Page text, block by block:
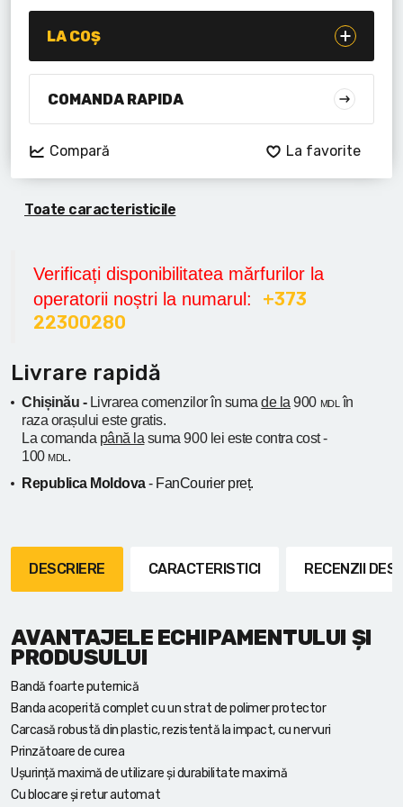
Seturi de scule cu acumulator
Acumulatoare si încărcătoare
Toate caracteristicile
Verificați disponibilitatea mărfurilor la
operatorii noștri la numarul: +373
22300280
Livrare rapidă
Chișinău - Livrarea comenzilor în sumade la 900 MDL în
raza orașului este gratis.
La comanda până la suma 900 lei este contra cost -
100 MDL .
Republica Moldova- FanCourier preț.
LA COȘ
COMANDA RAPIDA
Compară La favorite
DESCRIERE CARACTERISTICI RECENZII
AVANTAJELE ECHIPAMENTULUI ȘI
PRODUSULUI
Bandă foarte puternică
Banda acoperită complet cu un strat de polimer protector
Carcasă robustă din plastic, rezistentă la impact, cu nervuri
Prinzătoare de curea
Ușurință maximă de utilizare și durabilitate maximă
Cu blocare și retur automat